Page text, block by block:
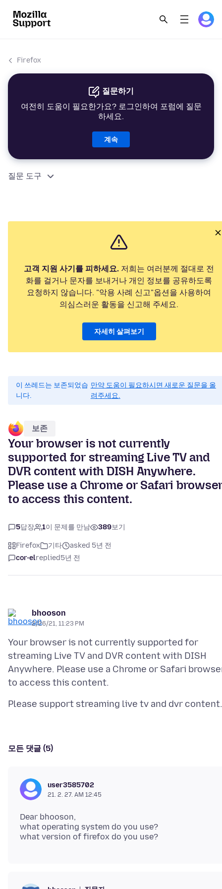
Firefox
질문하기
여전히 도움이 필요한가요? 로그인하여 포럼에 질문
하세요.
계속
질문 도구
고객 지원 사기를 피하세요. 저희는 여러분께 절대로 전
화를 걸거나 문자를 보내거나 개인 정보를 공유하도록
요청하지 않습니다. "악용 사례 신고"옵션을 사용하여
의심스러운 활동을 신고해 주세요.
자세히 살펴보기
이 쓰레드는 보존되었습
니다.
만약 도움이 필요하시면 새로운 질문을 올
려주세요.
보존
Your browser is not currently
supported for streaming Live TV and
DVR content with DISH Anywhere.
Please use a Chrome or Safari
to access this content.
5답장 1이 문제를 만남 389보기
Firefox 기타
asked 5년 전
cor-elreplied5년 전
bhooson
2/26/21, 11:23 PM
Your browser is not currently supported for
streaming Live TV and DVR content with DISH
Anywhere. Please use a Chrome or Safari
모든 댓글 (5)
user3585702
21. 2. 27. AM 12:45
Dear bhooson,
what operating system do you use?